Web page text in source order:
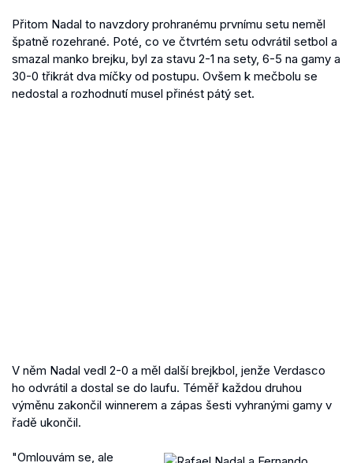
Přitom Nadal to navzdory prohranému prvnímu setu neměl
špatně rozehrané. Poté, co ve čtvrtém setu odvrátil setbol a
smazal manko brejku, byl za stavu 2-1 na sety, 6-5 na gamy a
30-0 třikrát dva míčky od postupu. Ovšem k mečbolu se
nedostal a rozhodnutí musel přinést pátý set.
V něm Nadal vedl 2-0 a měl další brejkbol, jenže Verdasco
ho odvrátil a dostal se do laufu. Téměř každou druhou
výměnu zakončil winnerem a zápas šesti vyhranými gamy v
řadě ukončil.
"Omlouvám se, ale